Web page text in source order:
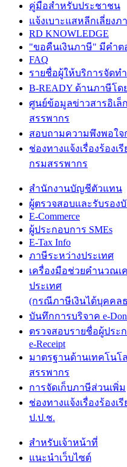
คู่มือสำหรับประชาชน
แจ้งเบาะแสหลีกเลี่ยงภ
RD KNOWLEDGE
"ขอคืนเงินภาษี" มีคำต
FAQ
รายชื่อผู้ให้บริการจัดท
B-READY ด้านภาษีโด
ศูนย์ข้อมูลข่าวสารอิเล็
สรรพากร
สอบถามความพึงพอใจ
ช่องทางแจ้งเรื่องร้อง
กรมสรรพากร
สำนักงานบัญชีตัวแทน
ผู้ตรวจสอบและรับรอง
E-Commerce
ผู้ประกอบการ SMEs
E-Tax Info
ภาษีระหว่างประเทศ
เครื่องมือช่วยคำนวณเ
ประเทศ
(กรณีภาษีเงินได้บุคคล
บันทึกการบริจาค e-
ตรวจสอบรายชื่อผู้ประก
e-Receipt
มาตรฐานด้านเทคโนโ
สรรพากร
การจัดเก็บภาษีส่วนเพิ่ม
ช่องทางแจ้งเรื่องร้อง
ป.ป.ช.
สำหรับเจ้าหน้าที่
แนะนำเว็บไซต์